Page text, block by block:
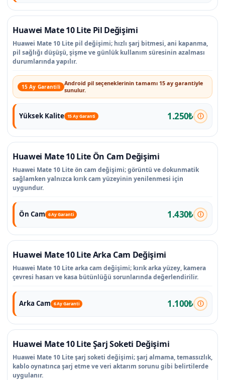
Huawei Mate 10 Lite Pil Değişimi
Huawei Mate 10 Lite pil değişimi; hızlı şarj bitmesi, ani kapanma,
pil sağlığı düşüşü, şişme ve günlük kullanım süresinin azalması
durumlarında yapılır.
15 Ay Garantili Android pil seçeneklerinin tamamı 15 ay garantiyle
sunulur.
Yüksek Kalite 15 Ay Garanti 1.250₺
Huawei Mate 10 Lite Ön Cam Değişimi
Huawei Mate 10 Lite ön cam değişimi; görüntü ve dokunmatik
sağlamken yalnızca kırık cam yüzeyinin yenilenmesi için
uygundur.
Ön Cam 6 Ay Garanti 1.430₺
Huawei Mate 10 Lite Arka Cam Değişimi
Huawei Mate 10 Lite arka cam değişimi; kırık arka yüzey, kamera
çevresi hasarı ve kasa bütünlüğü sorunlarında değerlendirilir.
Arka Cam 6 Ay Garanti 1.100₺
Huawei Mate 10 Lite Şarj Soketi Değişimi
Huawei Mate 10 Lite şarj soketi değişimi; şarj almama, temassızlık,
kablo oynatınca şarj etme ve veri aktarım sorunu gibi belirtilerde
uygulanır.